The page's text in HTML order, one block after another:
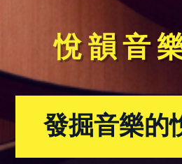
悅韻音
發掘音樂的